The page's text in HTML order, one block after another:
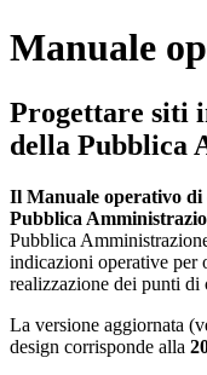
Manuale
Progettare siti
della Pubblica
Il Manuale operativo di
Pubblica
Pubblica
indicazioni operative per
realizzazione dei punti di
La versione aggiornata
design corrisponde alla